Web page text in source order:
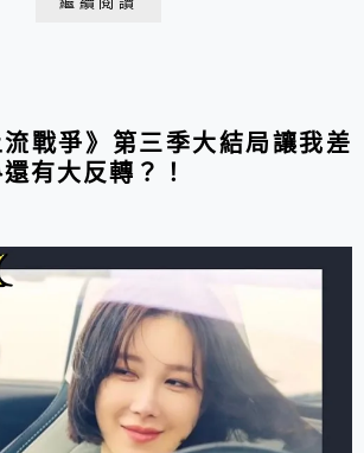
戰爭》第三季大結局讓我差
有大反轉？！